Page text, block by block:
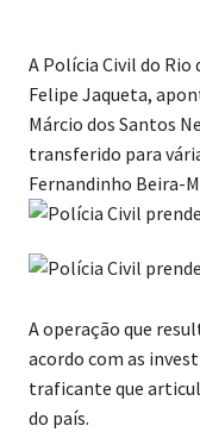
A Polícia Civil do
Felipe Jaqueta,
Márcio dos Santos
transferido para
Fernandinho Beira-
A operação que
acordo com as
traficante que
do país.